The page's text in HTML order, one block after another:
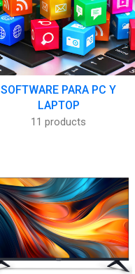
SOFTWARE PARA PC Y
LAPTOP
11 products